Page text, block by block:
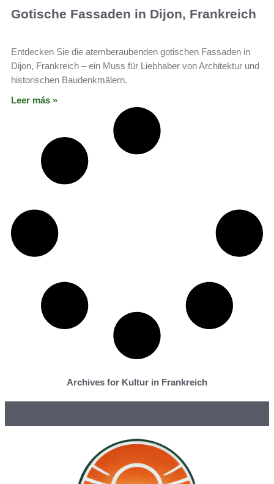
Gotische Fassaden in Dijon, Frankreich
Entdecken Sie die atemberaubenden gotischen Fassaden in
Dijon, Frankreich – ein Muss für Liebhaber von Architektur und
historischen Baudenkmälern.
Leer más »
Archives for Kultur in Frankreich